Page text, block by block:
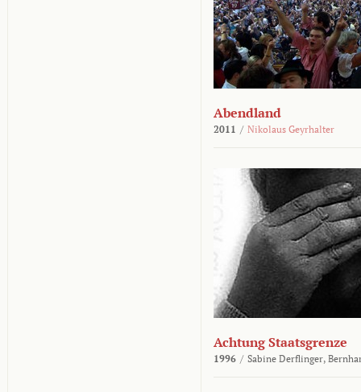
Abendland
2011 / Nikolaus Geyrhalter
Achtung Staatsgrenze
1996 / Sabine Derflinger,